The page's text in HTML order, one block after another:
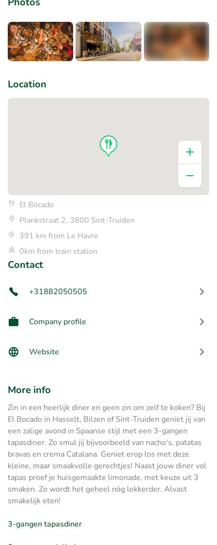
Location
El Bocado
Plankstraat 2, 3800 Sint-Truiden
391 km from Le Havre
0km from train station
Contact
+31882050505
Company profile
Website
More info
Zin in een heerlijk diner en geen zin om zelf te koken? Bij
El Bocado in Hasselt, Bilzen of Sint-Truiden geniet jij van
een zalige avond in Spaanse stijl met een 3-gangen
tapasdiner. Zo smul jij bijvoorbeeld van nacho's, patatas
bravas en crema Catalana. Geniet erop los met deze
kleine, maar smaakvolle gerechtjes! Naast jouw diner vol
tapas proef je huisgemaakte limonade, met keuze uit 3
smaken. Zo wordt het geheel nóg lekkerder. Alvast
smakelijk eten!
3-gangen tapasdiner